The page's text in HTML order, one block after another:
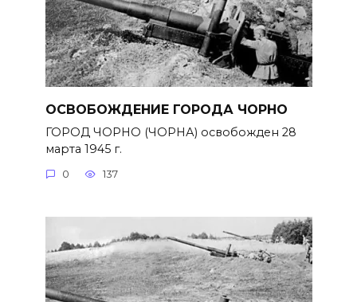
ОСВОБОЖДЕНИЕ ГОРОДА ЧОРНО
ГОРОД ЧОРНО (ЧОРНА) освобожден 28
марта 1945 г.
0 137